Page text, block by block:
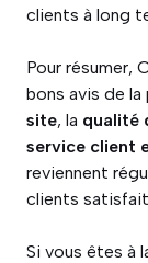
clients à long
Pour résumer,
bons avis de
site, la qualité
service client
reviennent
clients
Si vous êtes à